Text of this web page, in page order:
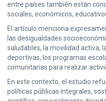
entre países también están
sociales, económicos,
El artículo menciona
las desigualdades
saludables, la movilidad activa,
deportivas, los programas
comunitarias para realizar
En este contexto, el estudio
políticas públicas integrales,